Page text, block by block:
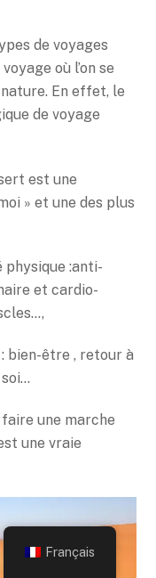
de voyages
où l’on se
En effet, le
de voyage
est une
» et une des plus
physique :anti-
et cardio-
bien-être , retour à
faire une marche
une vraie
Back
Français